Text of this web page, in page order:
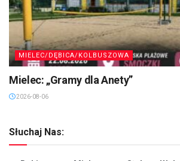
MIELEC/DĘBICA/KOLBUSZOWA
Mielec: „Gramy dla Anety”
2026-08-06
Słuchaj Nas: